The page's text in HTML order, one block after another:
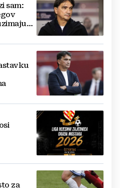
sam:
za